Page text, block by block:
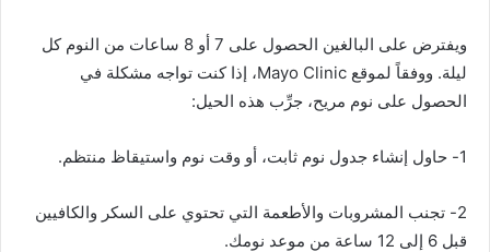
ويفترض على البالغين الحصول على 7 أو 8 ساعات من النوم كل
ليلة. ووفقاً لموقع Mayo Clinic، إذا كنت تواجه مشكلة في
الحصول على نوم مريح، جرِّب هذه الحيل:
1- حاول إنشاء جدول نوم ثابت، أو وقت نوم واستيقاظ منتظم.
2- تجنب المشروبات والأطعمة التي تحتوي على السكر والكافيين
قبل 6 إلى 12 ساعة من موعد نومك.